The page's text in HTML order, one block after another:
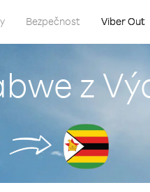
Bezpečnost Viber Out
z